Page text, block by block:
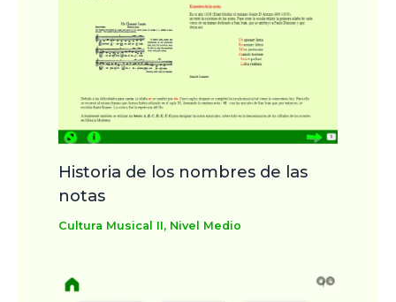
Historia de los nombres de las
notas
Cultura Musical II, Nivel Medio